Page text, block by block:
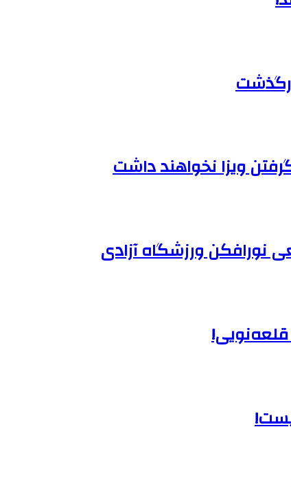
ویزا نخواهند داشت
ورزشگاه آزادی
قلعه‌نویی!